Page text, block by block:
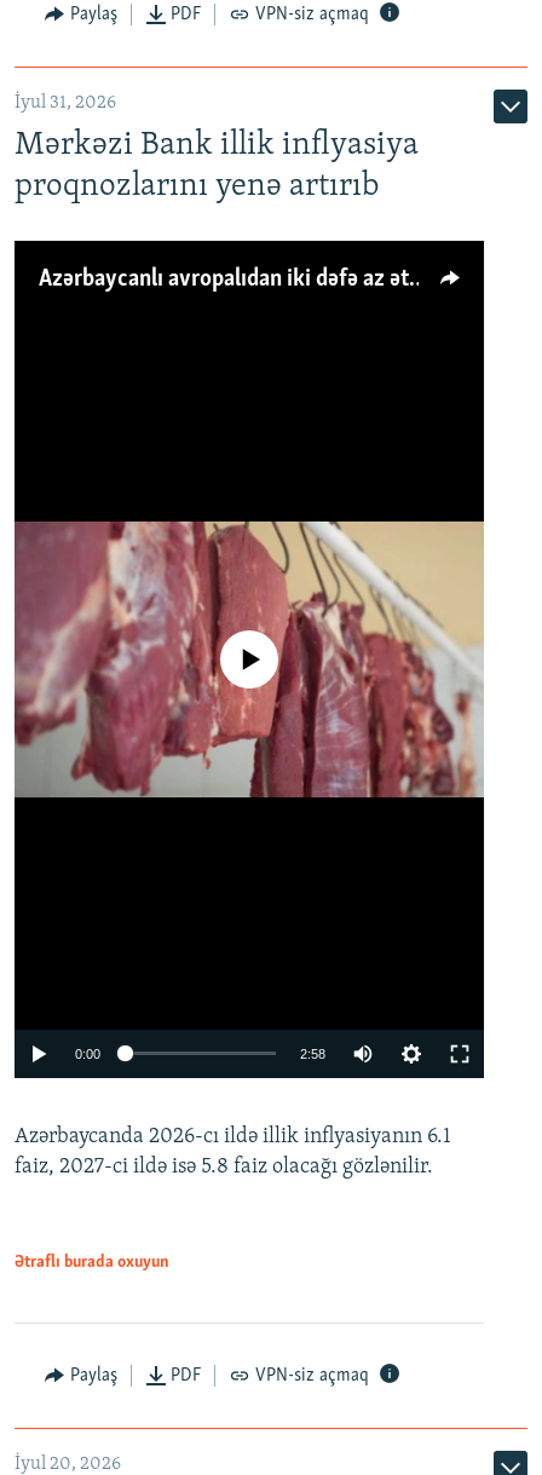
Paylaş PDF VPN-siz açmaq
İyul 31, 2026
Mərkəzi Bank illik inflyasiya
proqnozlarını yenə artırıb
Azərbaycanlı avropalıdan iki dəfə az ət yeyir, amma... 'Qiymət artımı qaçılmazdır'
Auto
No media source currently available
0:00 2:58
360p
480p
Azərbaycanda 2026-cı ildə illik inflyasiyanın 6.1
faiz, 2027-ci ildə isə 5.8 faiz olacağı gözlənilir.
Ətraflı burada oxuyun
Paylaş PDF VPN-siz açmaq
İyul 20, 2026